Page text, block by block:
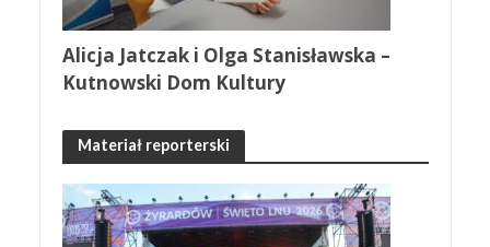
Alicja Jatczak i Olga Stanisławska –
Kutnowski Dom Kultury
Materiał reporterski